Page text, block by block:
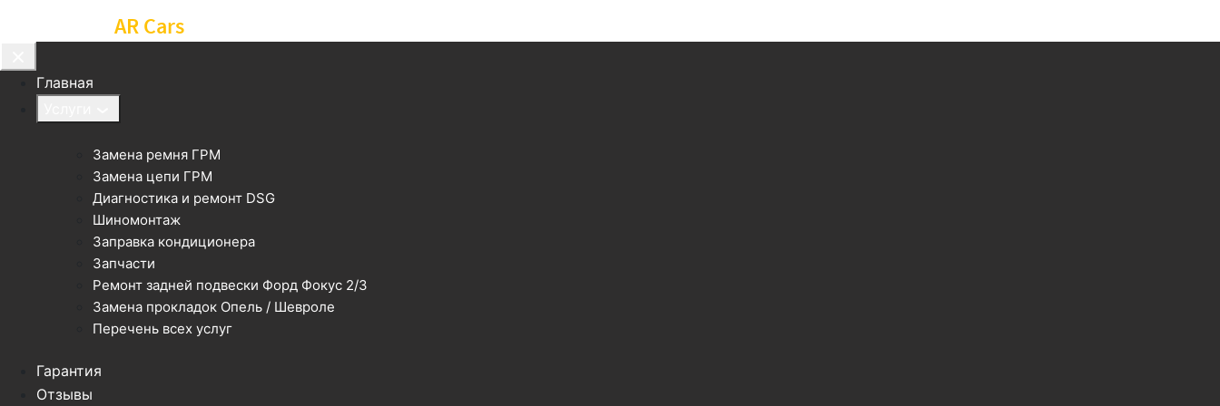
AR Cars
Главная
Замена ремня ГРМ
Замена цепи ГРМ
Диагностика и ремонт DSG
Шиномонтаж
Заправка кондиционера
Запчасти
Ремонт задней подвески Форд Фокус 2/3
Замена прокладок Опель / Шевроле
Перечень всех услуг
Гарантия
Отзывы